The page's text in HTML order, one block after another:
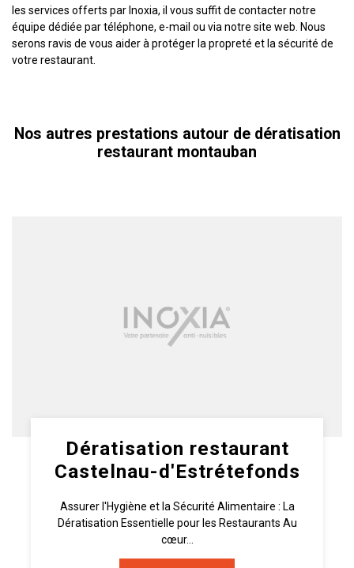
les services offerts par Inoxia, il vous suffit de contacter notre
équipe dédiée par téléphone, e-mail ou via notre site web. Nous
serons ravis de vous aider à protéger la propreté et la sécurité de
votre restaurant.
Nos autres prestations autour de dératisation
restaurant montauban
Dératisation restaurant
Castelnau-d'Estrétefonds
Assurer l'Hygiène et la Sécurité Alimentaire : La
Dératisation Essentielle pour les Restaurants Au
cœur...